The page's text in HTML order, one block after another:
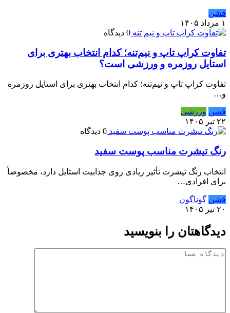
فشن
۱ مرداد ۱۴۰۵
0 دیدگاه
تفاوت کراپ تاپ و نیم‌تنه؛ کدام انتخاب بهتری برای
استایل روزمره و ورزشی است؟
تفاوت کراپ تاپ و نیم‌تنه؛ کدام انتخاب بهتری برای استایل روزمره
و…
فشن ورزشی
۲۲ تیر ۱۴۰۵
0 دیدگاه
رنگ تیشرت مناسب پوست سفید
انتخاب رنگ تیشرت تأثیر زیادی روی جذابیت استایل دارد، مخصوصاً
برای افرادی…
فشن گوناگون
۲۰ تیر ۱۴۰۵
دیدگاهتان را بنویسید